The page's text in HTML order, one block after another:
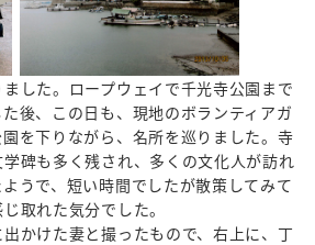
した。ロープウェイで千光寺公園まで
後、この日も、現地のボランティアガ
を下りながら、名所を巡りました。寺
碑も多く残され、多くの文化人が訪れ
うで、短い時間でしたが散策してみて
取れた気分でした。
かけた妻と撮ったもので、右上に、丁